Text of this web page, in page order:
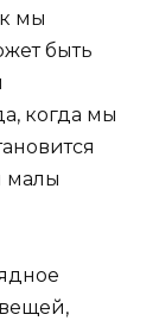
мы
быть
когда мы
малы